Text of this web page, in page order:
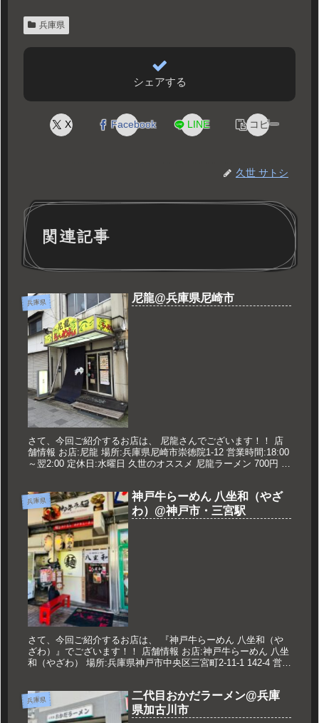
兵庫県
シェアする
X Facebook LINE コピー
久世 サトシ
関連記事
兵庫県 尼龍@兵庫県尼崎市
さて、今回ご紹介するお店は、 尼龍さんでございます！！ 店
舗情報 お店:尼龍 場所:兵庫県尼崎市崇徳院1-12 営業時間:18:00
～翌2:00 定休日:水曜日 久世のオススメ 尼龍ラーメン 700円 鷄
兵庫県
神戸牛らーめん 八坐和（やざ
わ）@神戸市・三宮駅
さて、今回ご紹介するお店は、 『神戸牛らーめん 八坐和（や
ざわ）』でございます！！ 店舗情報 お店:神戸牛らーめん 八坐
和（やざわ） 場所:兵庫県神戸市中央区三宮町2-11-1 142-4 営業
兵庫県
二代目おかだラーメン@兵庫
県加古川市